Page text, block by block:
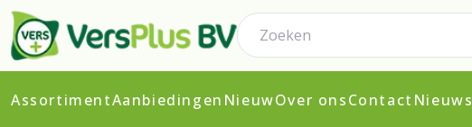
AssortimentAanbiedingen NieuwOver onsContact Nieuws